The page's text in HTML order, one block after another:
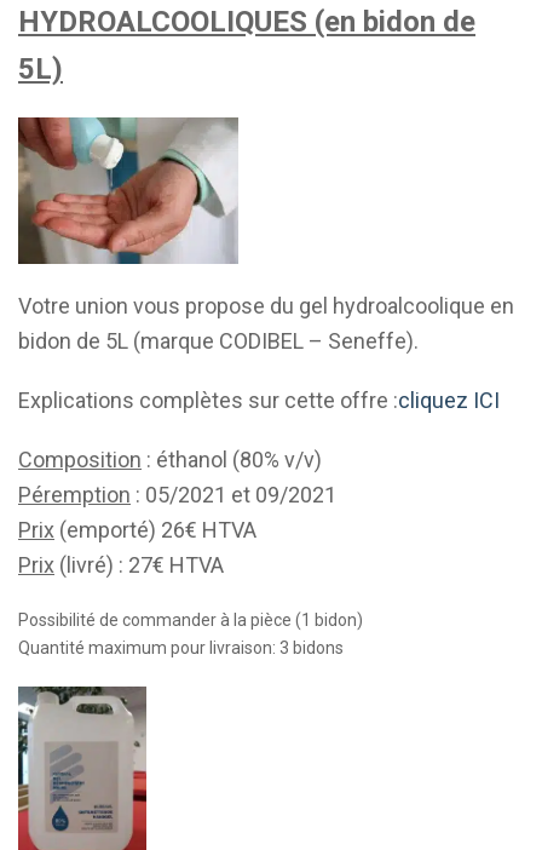
HYDROALCOOLIQUES (en bidon de
5L)
Votre union vous propose du gel hydroalcoolique en
bidon de 5L (marque CODIBEL – Seneffe).
Explications complètes sur cette offre :cliquez ICI
Composition : éthanol (80% v/v)
Péremption : 05/2021 et 09/2021
Prix (emporté) 26€ HTVA
Prix (livré) : 27€ HTVA
Possibilité de commander à la pièce (1 bidon)
Quantité maximum pour livraison: 3 bidons